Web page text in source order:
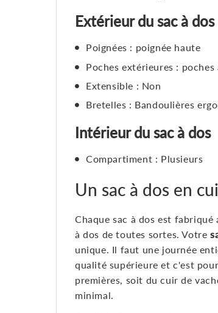
Extérieur du sac à dos
Poignées : poignée haute
Poches extérieures :
Extensible : Non
Bretelles : Bandoulières
Intérieur du sac à dos
Compartiment : Plusieurs
Un sac à dos en
Chaque sac à dos est
à dos de toutes sortes. Votre
unique. Il faut une journée
qualité supérieure et c'est
premières, soit du cuir de
minimal.